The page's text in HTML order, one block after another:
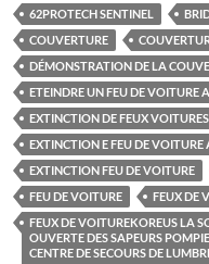
62PROTECH SENTINEL
COUVERTURE
DÉMONSTRATION DE LA
ETEINDRE UN FEU DE VOITURE
EXTINCTION DE FEUX
EXTINCTION E FEU DE VOITURE
EXTINCTION FEU DE VOITURE
FEU DE VOITURE
FEUX DE
FEUX DE VOITUREKOREUS LA
OUVERTE DES SAPEURS
CENTRE DE SECOURS DE